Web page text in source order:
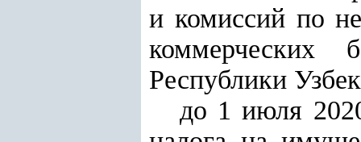
и комиссий по
коммерческих
Республики
до 1 июля